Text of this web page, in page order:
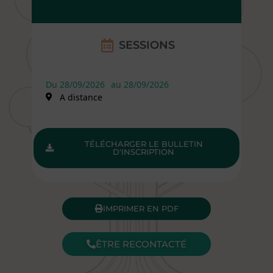
SESSIONS
Du 28/09/2026
au 28/09/2026
A distance
TÉLÉCHARGER LE BULLETIN
D'INSCRIPTION
IMPRIMER EN PDF
ÊTRE RECONTACTÉ